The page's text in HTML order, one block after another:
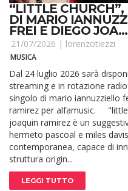
“LITTLE
DI MARIO
FREI E DIEGO JOA...
21/07/2026 | lorenzotiezzi
MUSICA
Dal 24 luglio 2026 sarà
streaming e in rotazione
singolo di mario iannuzziello
ramirez per alfamusic. "little
joaquin ramirez è un
hermeto pascoal e miles
contemporanea, capace di
struttura origin...
LEGGI TUTTO